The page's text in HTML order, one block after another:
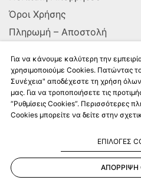
Όροι Χρήσης
Πληρωμή – Αποστολή
ΑΚΟΛΟΥΘΗΣΤΕ ΜΑΣ
Kalkito.gr2026 |
Για να κάνουμε καλύτερη την
χρησιμοποιούμε Cookies. Πατώντας
Συνέχεια" αποδέχεστε τη χρήση
μας. Για να τροποποιήσετε τις
“Ρυθμίσεις Cookies”. Περισσότερες
Cookies μπορείτε να δείτε στην
ΕΠΙΛΟΓΕΣ
ΑΠΟΡΡΙΨΗ